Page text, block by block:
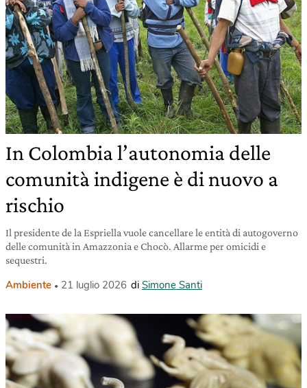
In Colombia l’autonomia delle
comunità indigene è di nuovo a
rischio
Il presidente de la Espriella vuole cancellare le entità di autogoverno
delle comunità in Amazzonia e Chocò. Allarme per omicidi e
sequestri.
Ambiente 21 luglio 2026 di Simone Santi